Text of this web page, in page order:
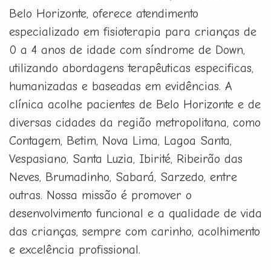
Belo Horizonte, oferece atendimento
especializado em fisioterapia para crianças de
0 a 4 anos de idade com síndrome de Down,
utilizando abordagens terapêuticas especificas,
humanizadas e baseadas em evidências. A
clínica acolhe pacientes de Belo Horizonte e de
diversas cidades da região metropolitana, como
Contagem, Betim, Nova Lima, Lagoa Santa,
Vespasiano, Santa Luzia, Ibirité, Ribeirão das
Neves, Brumadinho, Sabará, Sarzedo, entre
outras. Nossa missão é promover o
desenvolvimento funcional e a qualidade de vida
das crianças, sempre com carinho, acolhimento
e excelência profissional.